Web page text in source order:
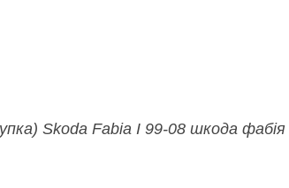
Skoda Fabia I 99-08 шкода